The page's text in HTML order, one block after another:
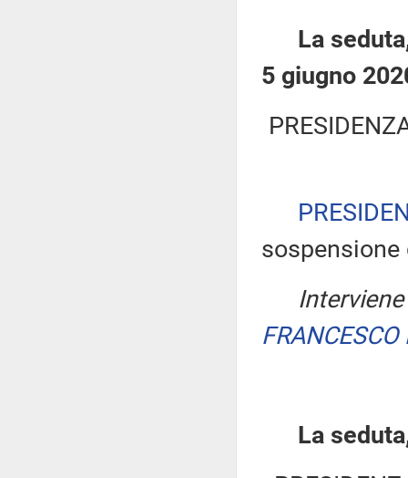
La
5 giugno
FRANCESCO
La